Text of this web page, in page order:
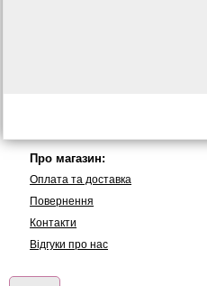
Про магазин:
Оплата та доставка
Повернення
Контакти
Вiдгуки про нас